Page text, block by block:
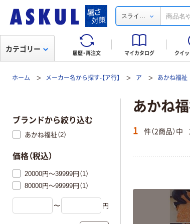
スライ ...
履歴・再注文 マイカタログ クイ
カテゴリー
ホーム メーカー名から探す-【ア行】 ア あかね福祉
あかね
1 件（2商品）中
ブランドから絞り込む
あかね福祉（2）
価格（税込）
20000円～39999円（1）
80000円～99999円（1）
〜 円